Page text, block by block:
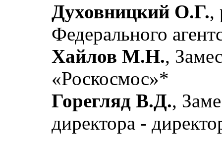
Духовницкий О.Г.,
Федерального
Хайлов М.Н.,
«Роскосмос»*
Горегляд В.Д.,
директора -